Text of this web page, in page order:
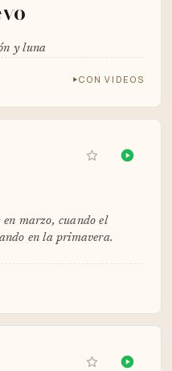
y luna
CON VIDEOS
en marzo, cuando el
en la primavera.